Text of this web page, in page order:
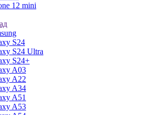
12 mini
S24
S24 Ultra
S24+
A03
A22
A34
A51
A53